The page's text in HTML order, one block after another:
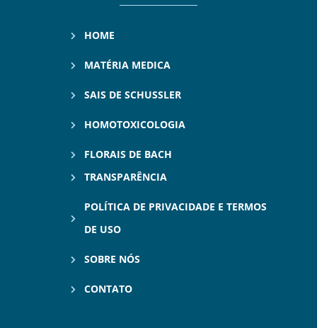
HOME
MATÉRIA MEDICA
SAIS DE SCHUSSLER
HOMOTOXICOLOGIA
FLORAIS DE BACH
TRANSPARÊNCIA
POLÍTICA DE PRIVACIDADE E TERMOS
DE USO
SOBRE NÓS
CONTATO